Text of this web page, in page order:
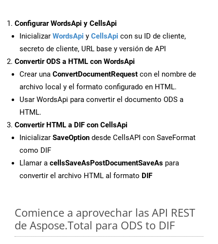
Configurar WordsApi y CellsApi
Inicializar WordsApi y CellsApi con su ID de cliente,
secreto de cliente, URL base y versión de API
Convertir ODS a HTML con WordsApi
Crear una ConvertDocumentRequest con el nombre de
archivo local y el formato configurado en HTML.
Usar WordsApi para convertir el documento ODS a
HTML.
Convertir HTML a DIF con CellsApi
Inicializar SaveOption desde CellsAPI con SaveFormat
como DIF
Llamar a cellsSaveAsPostDocumentSaveAs para
convertir el archivo HTML al formato DIF
Comience a aprovechar las API REST
de Aspose.Total para ODS to DIF